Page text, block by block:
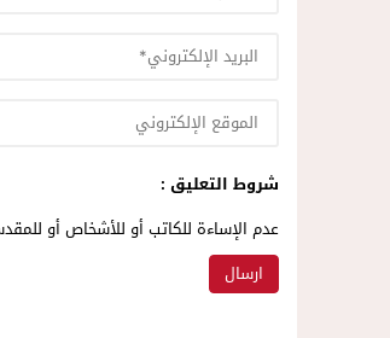
شروط التعليق :
عدم الإساءة للكاتب أو للأشخاص أو